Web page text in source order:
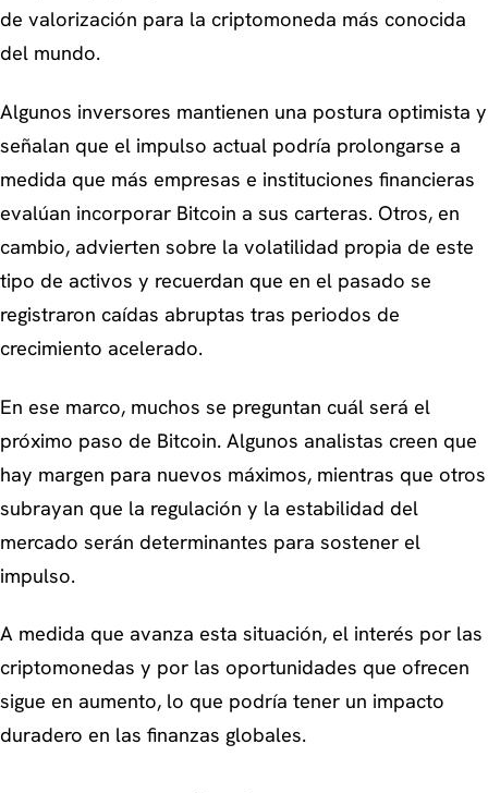
de valorización para la criptomoneda más conocida
del mundo.
Algunos inversores mantienen una postura optimista y
señalan que el impulso actual podría prolongarse a
medida que más empresas e instituciones financieras
evalúan incorporar Bitcoin a sus carteras. Otros, en
cambio, advierten sobre la volatilidad propia de este
tipo de activos y recuerdan que en el pasado se
registraron caídas abruptas tras periodos de
crecimiento acelerado.
En ese marco, muchos se preguntan cuál será el
próximo paso de Bitcoin. Algunos analistas creen que
hay margen para nuevos máximos, mientras que otros
subrayan que la regulación y la estabilidad del
mercado serán determinantes para sostener el
impulso.
A medida que avanza esta situación, el interés por las
criptomonedas y por las oportunidades que ofrecen
sigue en aumento, lo que podría tener un impacto
duradero en las finanzas globales.